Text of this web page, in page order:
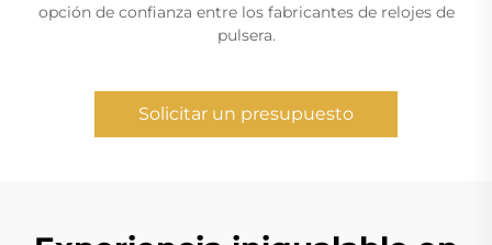
opción de confianza entre los fabricantes de relojes de
pulsera.
Solicitar un presupuesto